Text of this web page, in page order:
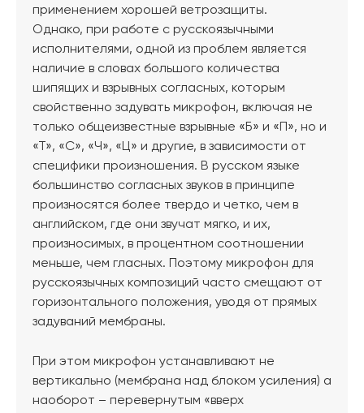
применением хорошей ветрозащиты.
Однако, при работе с русскоязычными
исполнителями, одной из проблем является
наличие в словах большого количества
шипящих и взрывных согласных, которым
свойственно задувать микрофон, включая не
только общеизвестные взрывные «Б» и «П», но и
«Т», «С», «Ч», «Ц» и другие, в зависимости от
специфики произношения. В русском языке
большинство согласных звуков в принципе
произносятся более твердо и четко, чем в
английском, где они звучат мягко, и их,
произносимых, в процентном соотношении
меньше, чем гласных. Поэтому микрофон для
русскоязычных композиций часто смещают от
горизонтального положения, уводя от прямых
задуваний мембраны.
При этом микрофон устанавливают не
вертикально (мембрана над блоком усиления) а
наоборот – перевернутым «вверх